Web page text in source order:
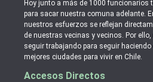
Hoy junto a más de 1000 funcionarios
para sacar nuestra comuna adelante.
nuestros esfuerzos se reflejan
de nuestras vecinas y vecinos. Por
seguir trabajando para seguir
mejores ciudades para vivir en Chile.
Accesos Directos